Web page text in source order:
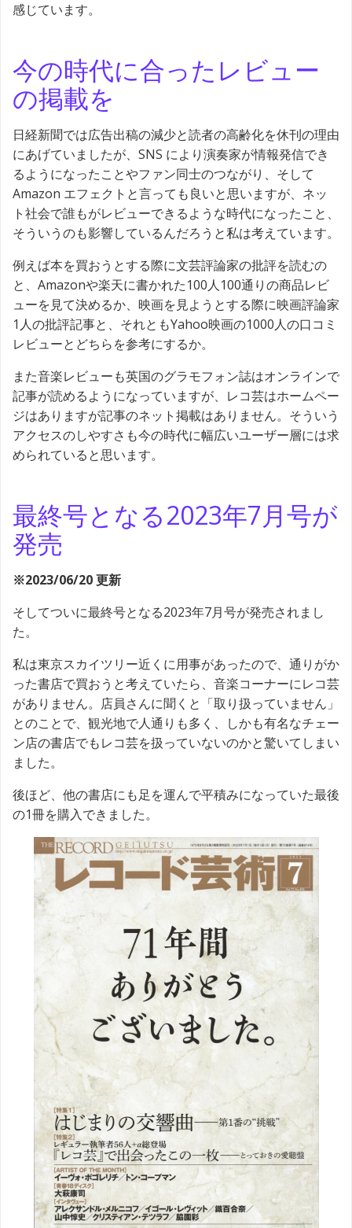
感じています。
今の時代に合ったレビュー
の掲載を
日経新聞では広告出稿の減少と読者の高齢化を休刊の理由
にあげていましたが、SNS により演奏家が情報発信でき
るようになったことやファン同士のつながり、そして
Amazon エフェクトと言っても良いと思いますが、ネッ
ト社会で誰もがレビューできるような時代になったこと、
そういうのも影響しているんだろうと私は考えています。
例えば本を買おうとする際に文芸評論家の批評を読むの
と、Amazonや楽天に書かれた100人100通りの商品レビ
ューを見て決めるか、映画を見ようとする際に映画評論家
1人の批評記事と、それともYahoo映画の1000人の口コミ
レビューとどちらを参考にするか。
また音楽レビューも英国のグラモフォン誌はオンラインで
記事が読めるようになっていますが、レコ芸はホームペー
ジはありますが記事のネット掲載はありません。そういう
アクセスのしやすさも今の時代に幅広いユーザー層には求
められていると思います。
最終号となる2023年7月号が
発売
※2023/06/20 更新
そしてついに最終号となる2023年7月号が発売されまし
た。
私は東京スカイツリー近くに用事があったので、通りがか
った書店で買おうと考えていたら、音楽コーナーにレコ芸
がありません。店員さんに聞くと「取り扱っていません」
とのことで、観光地で人通りも多く、しかも有名なチェー
ン店の書店でもレコ芸を扱っていないのかと驚いてしまい
ました。
後ほど、他の書店にも足を運んで平積みになっていた最後
の1冊を購入できました。